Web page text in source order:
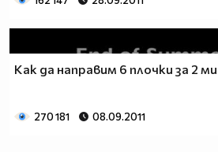
Как да направим 6 плочки за 2
270 181 08.09.2011